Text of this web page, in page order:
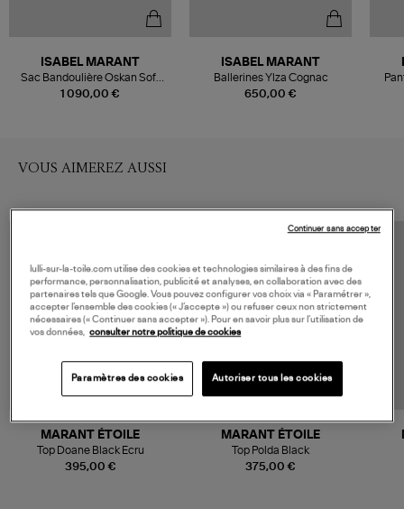
1 090,00 €
ISABEL MARANT
Sac Bandoulière Oskan Soft
Zip Cognac
650,00 €
ISABEL MARANT
Ballerines Ylza Cognac
VOUS AIMEREZ AUSSI
NOUVELLE COLLECTION
395,00 €
MARANT ÉTOILE
Top Doane Black Ecru
375,00 €
MARANT ÉTOILE
Top Polda Black
lulli-sur-la-toile.com utilise des cookies et technologies similaires à des fins de
performance, personnalisation, publicité et analyses, en collaboration avec des
partenaires tels que Google. Vous pouvez configurer vos choix via « Paramétrer »,
accepter l’ensemble des cookies (« J’accepte ») ou refuser ceux non strictement
nécessaires (« Continuer sans accepter »). Pour en savoir plus sur l’utilisation de
vos données, consulter notre politique de cookies
Paramètres des cookies Autoriser tous les cookies
Continuer sans accepter